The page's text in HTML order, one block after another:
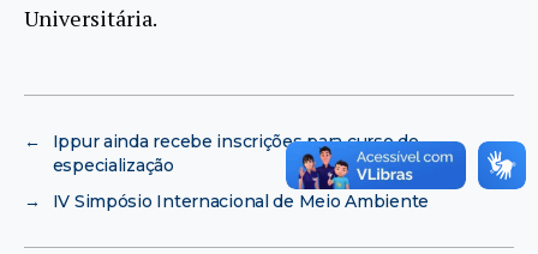
Universitária.
←
Ippur ainda recebe inscrições para curso de
especialização
→
IV Simpósio Internacional de Meio Ambiente